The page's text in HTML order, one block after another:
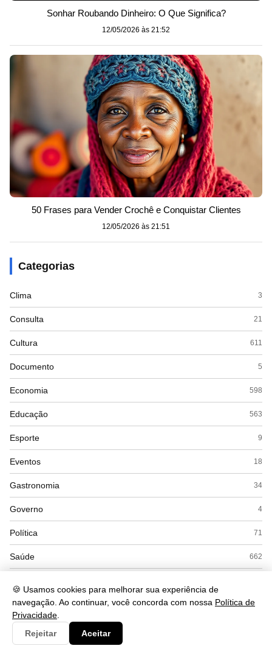
🍪 Usamos cookies para melhorar sua experiência de
navegação. Ao continuar, você concorda com nossa Política de
Privacidade
Rejeitar
Aceitar
Sonhar Roubando Dinheiro: O Que Significa?
12/05/2026 às 21:52
50 Frases para Vender Crochê e Conquistar Clientes
12/05/2026 às 21:51
Categorias
Clima 3
Consulta 21
Cultura 611
Documento 5
Economia 598
Educação 563
Esporte 9
Eventos 18
Gastronomia 34
Governo 4
Política 71
Saúde 662
Tecnologia 560